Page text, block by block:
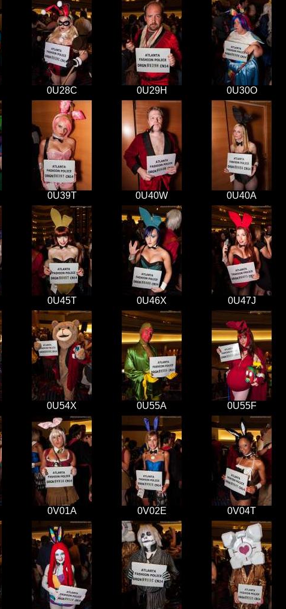
0U28C 0U29H 0U30O
0U39T 0U40W 0U40A
0U45T 0U46X 0U47J
0U54X 0U55A 0U55F
0V01A 0V02E 0V04T